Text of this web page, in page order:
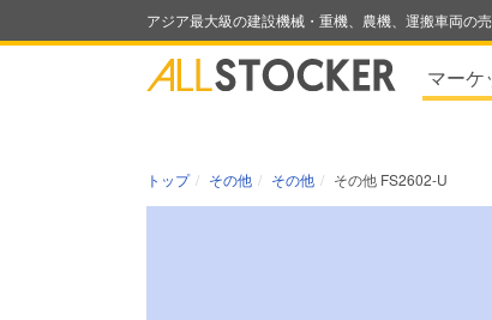
アジア最大級の建設機械・重機、農機、運搬車両の
マーケ
トップ その他 その他 その他 FS2602-U